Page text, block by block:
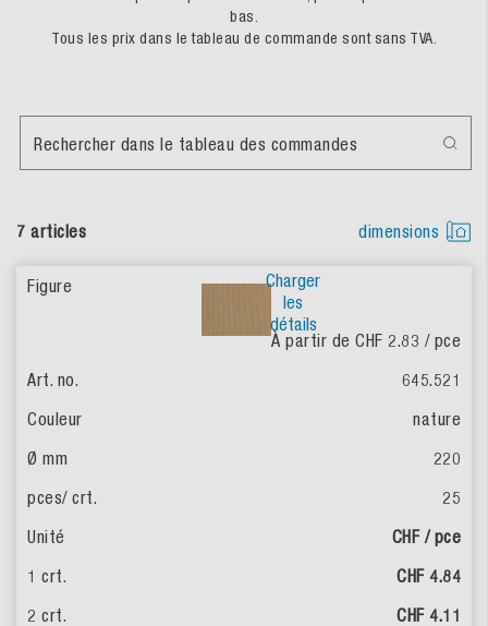
bas.
Tous les prix dans le tableau de commande sont sans TVA.
7 articles dimensions
Rechercher dans le tableau des commandes
Charger
les
détails
À partir de CHF 2.83 / pce
645.521
nature
220
25
CHF / pce
CHF 4.84
CHF 4.11